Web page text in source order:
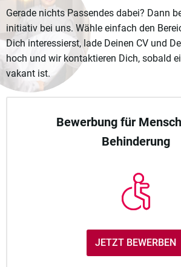
Gerade nichts Passendes dabei? Dann
initiativ bei uns. Wähle einfach den
Dich interessierst, lade Deinen CV und
hoch und wir kontaktieren Dich, sobald
vakant ist.
Bewerbung für
Behinderung
JETZT BEWERBEN